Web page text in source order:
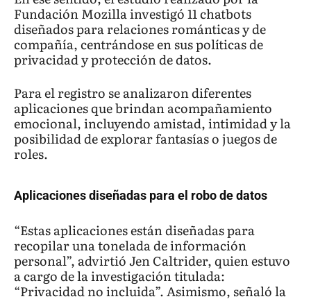
Fundación Mozilla investigó 11 chatbots
diseñados para relaciones románticas y de
compañía, centrándose en sus políticas de
privacidad y protección de datos.
Para el registro se analizaron diferentes
aplicaciones que brindan acompañamiento
emocional, incluyendo amistad, intimidad y la
posibilidad de explorar fantasías o juegos de
roles.
Aplicaciones diseñadas para el robo de datos
“Estas aplicaciones están diseñadas para
recopilar una tonelada de información
personal”, advirtió Jen Caltrider, quien estuvo
a cargo de la investigación titulada:
“Privacidad no incluida”. Asimismo, señaló la